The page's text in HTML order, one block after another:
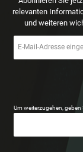
relevanten
und weiteren
Mail-
Um weiterzugehen,